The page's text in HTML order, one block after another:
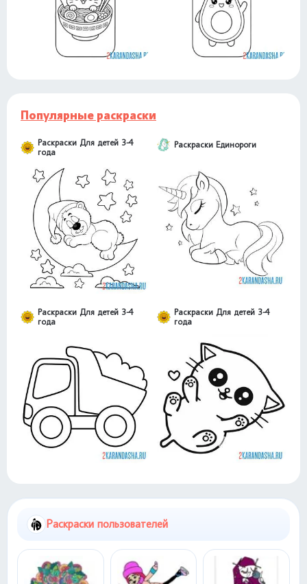
Популярные раскраски
Раскраски Для детей 3-4
года
Раскраски Единороги
Раскраски Для детей 3-4
года
Раскраски Для детей 3-4
года
Раскраски пользователей